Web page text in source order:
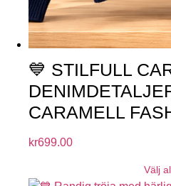
💙 STILFULL
CARAMELL
kr699.00
Välj